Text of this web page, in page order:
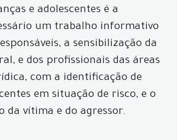
e adolescentes é a
um trabalho informativo
a sensibilização da
e dos profissionais das áreas
com a identificação de
em situação de risco, e o
da vítima e do agressor.